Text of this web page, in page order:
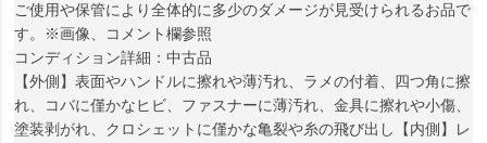
ご使用や保管により全体的に多少のダメージが見受けられるお品で
す。※画像、コメント欄参照
コンディション詳細：中古品
【外側】表面やハンドルに擦れや薄汚れ、ラメの付着、四つ角に擦
れ、コバに僅かなヒビ、ファスナーに薄汚れ、金具に擦れや小傷、
塗装剥がれ、クロシェットに僅かな亀裂や糸の飛び出し【内側】レ